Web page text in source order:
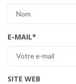
E-MAIL*
SITE WEB